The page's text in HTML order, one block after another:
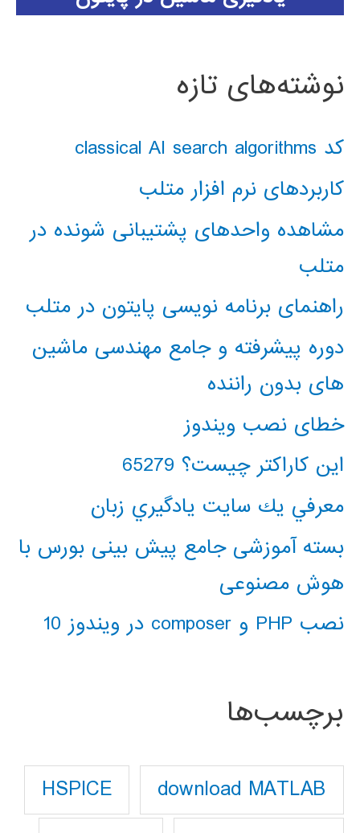
نوشته‌های تازه
کد classical AI search algorithms
کاربردهای نرم افزار متلب
مشاهده واحدهای پشتیبانی شونده در
متلب
راهنمای برنامه نویسی پایتون در متلب
دوره پیشرفته و جامع مهندسی ماشین
های بدون راننده
خطای نصب ویندوز
این کاراکتر چیست؟ 65279
معرفي يك سايت يادگيري زبان
بسته آموزشی جامع پیش بینی بورس با
هوش مصنوعی
نصب PHP و composer در ویندوز 10
برچسب‌ها
download MATLAB
HSPICE